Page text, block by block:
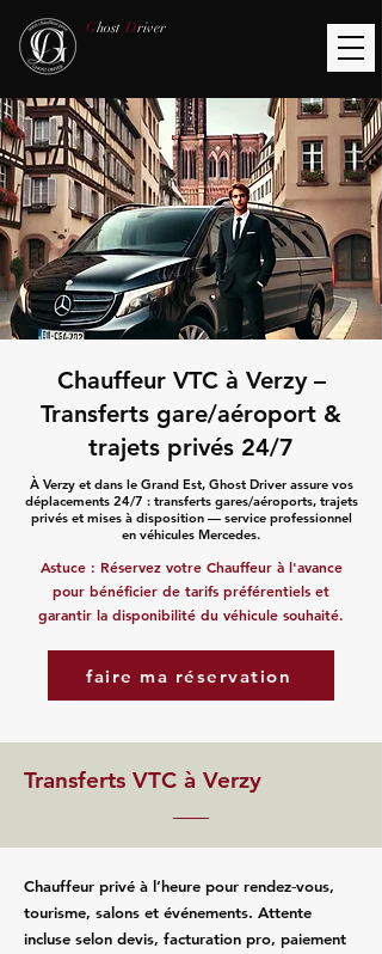
Ghost Driver
Chauffeur VTC à Verzy –
Transferts gare/aéroport &
trajets privés 24/7
À Verzy et dans le Grand Est, Ghost Driver assure vos
déplacements 24/7 : transferts gares/aéroports, trajets
privés et mises à disposition — service professionnel
en véhicules Mercedes.
Astuce : Réservez votre Chauffeur à l'avance
pour bénéficier de tarifs préférentiels et
garantir la disponibilité du véhicule souhaité.
faire ma réservation
Transferts VTC à Verzy
Chauffeur privé à l’heure pour rendez‑vous,
tourisme, salons et événements. Attente
incluse selon devis, facturation pro, paiement